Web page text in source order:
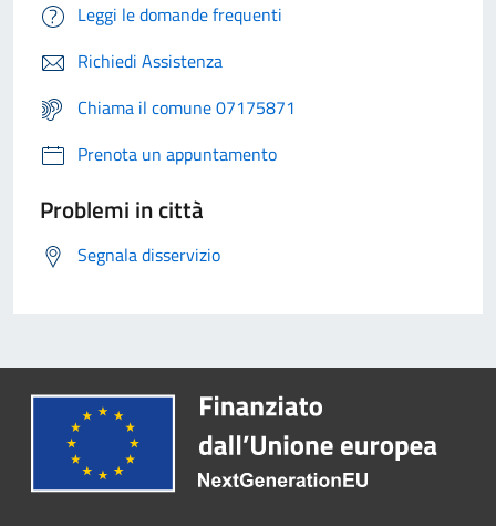
Leggi le domande frequenti
Richiedi Assistenza
Chiama il comune 07175871
Prenota un appuntamento
Problemi in città
Segnala disservizio